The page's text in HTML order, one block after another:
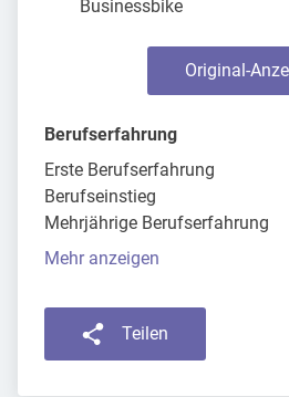
Businessbike
Original-
Berufserfahrung
Erste Berufserfahrung
Berufseinstieg
Mehrjährige Berufserfahrung
Mehr anzeigen
Teilen